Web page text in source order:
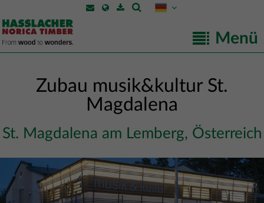
Menü
Zubau musik&kultur St.
Magdalena
St. Magdalena am Lemberg, Österreich